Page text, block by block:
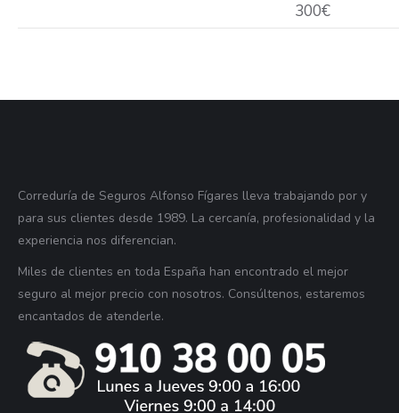
300€
Correduría de Seguros Alfonso Fígares lleva trabajando por y
para sus clientes desde 1989. La cercanía, profesionalidad y la
experiencia nos diferencian.
Miles de clientes en toda España han encontrado el mejor
seguro al mejor precio con nosotros. Consúltenos, estaremos
encantados de atenderle.